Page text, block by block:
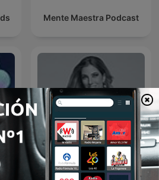
Mente Maestra Podcast